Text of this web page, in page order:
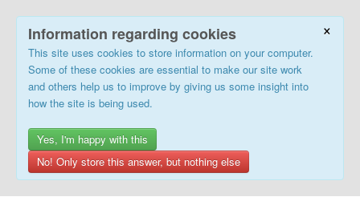
×
Information regarding cookies
This site uses cookies to store information on your computer.
Some of these cookies are essential to make our site work
and others help us to improve by giving us some insight into
how the site is being used.
Yes, I'm happy with this
No! Only store this answer, but nothing else